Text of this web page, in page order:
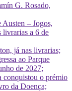
G. Rosado,
– Jogos,
livrarias a 6 de
já nas livrarias;
ao Parque
de 2027;
conquistou o prémio
da Doença;